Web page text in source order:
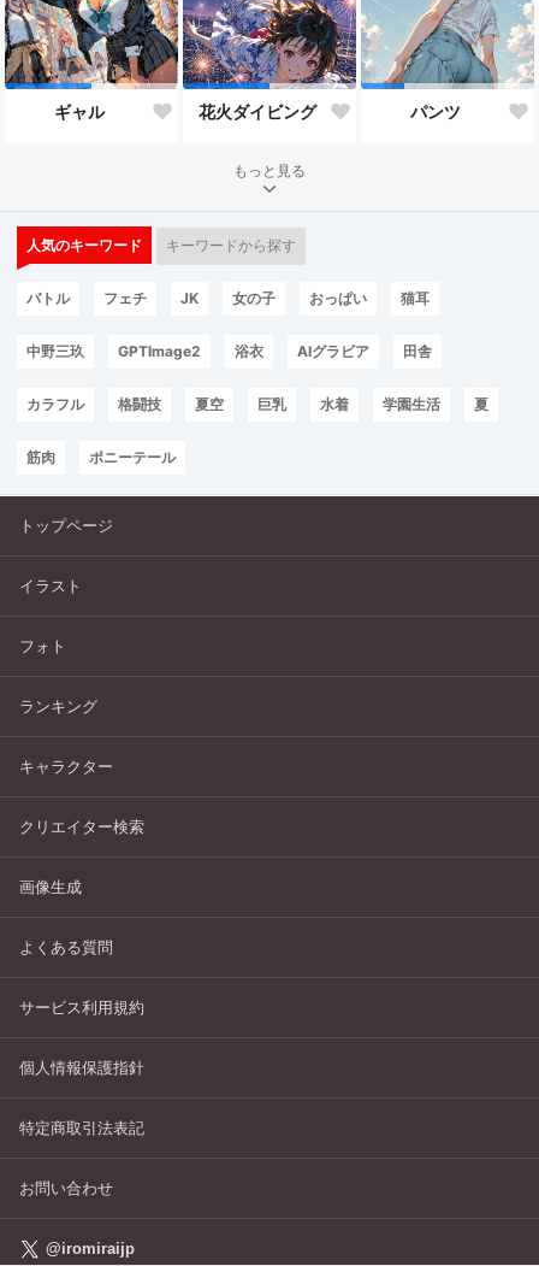
ギャル 花火ダイビング パンツ
もっと見る
人気のキーワード キーワードから探す
バトル フェチ JK 女の子 おっぱい 猫耳
中野三玖 GPTImage2 浴衣 AIグラビア 田舎
カラフル 格闘技 夏空 巨乳 水着 学園生活 夏
筋肉 ポニーテール
トップページ
イラスト
フォト
ランキング
キャラクター
クリエイター検索
画像生成
よくある質問
サービス利用規約
個人情報保護指針
特定商取引法表記
お問い合わせ
@iromiraijp